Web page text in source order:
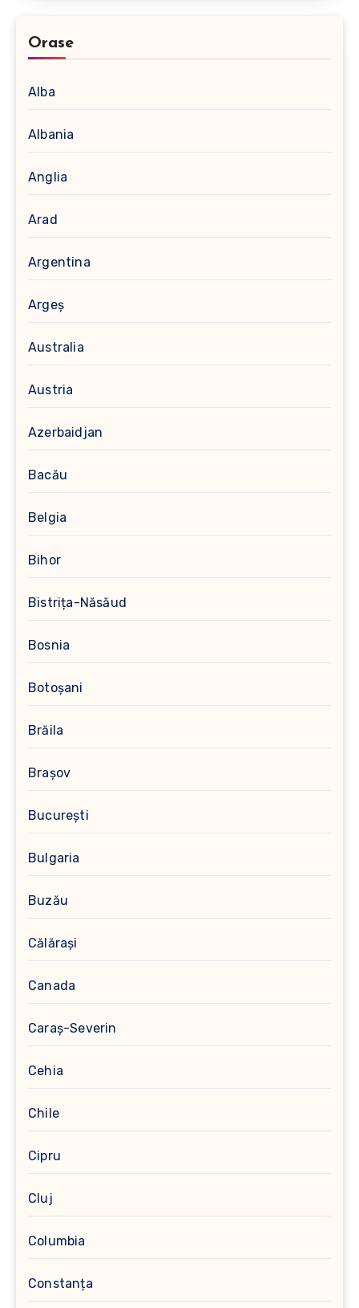
Orase
Alba
Albania
Anglia
Arad
Argentina
Argeș
Australia
Austria
Azerbaidjan
Bacău
Belgia
Bihor
Bistrița-Năsăud
Bosnia
Botoșani
Brăila
Brașov
București
Bulgaria
Buzău
Călărași
Canada
Caraș-Severin
Cehia
Chile
Cipru
Cluj
Columbia
Constanța